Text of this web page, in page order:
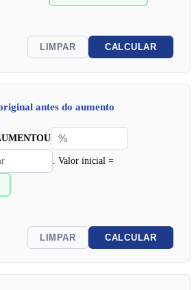
LIMPAR CALCULAR
antes do aumento
. Valor inicial =
LIMPAR CALCULAR